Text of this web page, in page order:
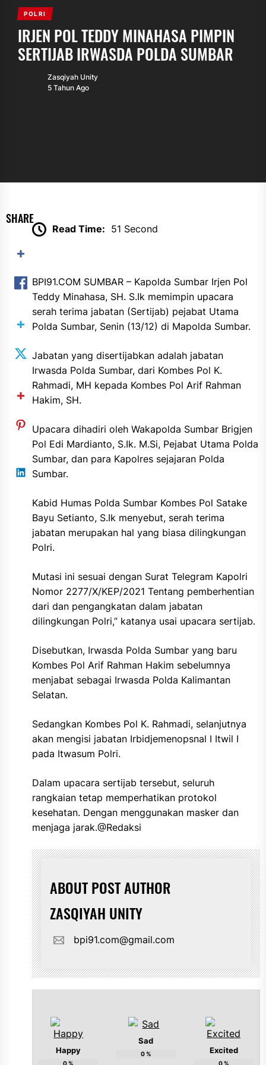
POLRI
IRJEN POL TEDDY MINAHASA PIMPIN
SERTIJAB IRWASDA POLDA SUMBAR
Zasqiyah Unity
5 Tahun Ago
SHARE
Read Time: 51 Second
BPI91.COM SUMBAR – Kapolda Sumbar Irjen Pol
Teddy Minahasa, SH. S.Ik memimpin upacara
serah terima jabatan (Sertijab) pejabat Utama
Polda Sumbar, Senin (13/12) di Mapolda Sumbar.
Jabatan yang disertijabkan adalah jabatan
Irwasda Polda Sumbar, dari Kombes Pol K.
Rahmadi, MH kepada Kombes Pol Arif Rahman
Hakim, SH.
Upacara dihadiri oleh Wakapolda Sumbar Brigjen
Pol Edi Mardianto, S.Ik. M.Si, Pejabat Utama Polda
Sumbar, dan para Kapolres sejajaran Polda
Sumbar.
Kabid Humas Polda Sumbar Kombes Pol Satake
Bayu Setianto, S.Ik menyebut, serah terima
jabatan merupakan hal yang biasa dilingkungan
Polri.
Mutasi ini sesuai dengan Surat Telegram Kapolri
Nomor 2277/X/KEP/2021 Tentang pemberhentian
dari dan pengangkatan dalam jabatan
dilingkungan Polri,” katanya usai upacara sertijab.
Disebutkan, Irwasda Polda Sumbar yang baru
Kombes Pol Arif Rahman Hakim sebelumnya
menjabat sebagai Irwasda Polda Kalimantan
Selatan.
Sedangkan Kombes Pol K. Rahmadi, selanjutnya
akan mengisi jabatan Irbidjemenopsnal I Itwil I
pada Itwasum Polri.
Dalam upacara sertijab tersebut, seluruh
rangkaian tetap memperhatikan protokol
kesehatan. Dengan menggunakan masker dan
menjaga jarak.@Redaksi
ABOUT POST AUTHOR
ZASQIYAH UNITY
bpi91.com@gmail.com
Happy
0%
Sad
0% Excited
0%